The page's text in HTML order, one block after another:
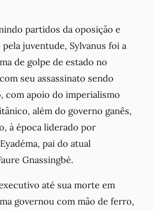
partidos da oposição e
juventude, Sylvanus foi a
de golpe de estado no
seu assassinato sendo
com apoio do imperialismo
além do governo ganês,
à época liderado por
pai do atual
Gnassingbé.
até sua morte em
governou com mão de ferro,